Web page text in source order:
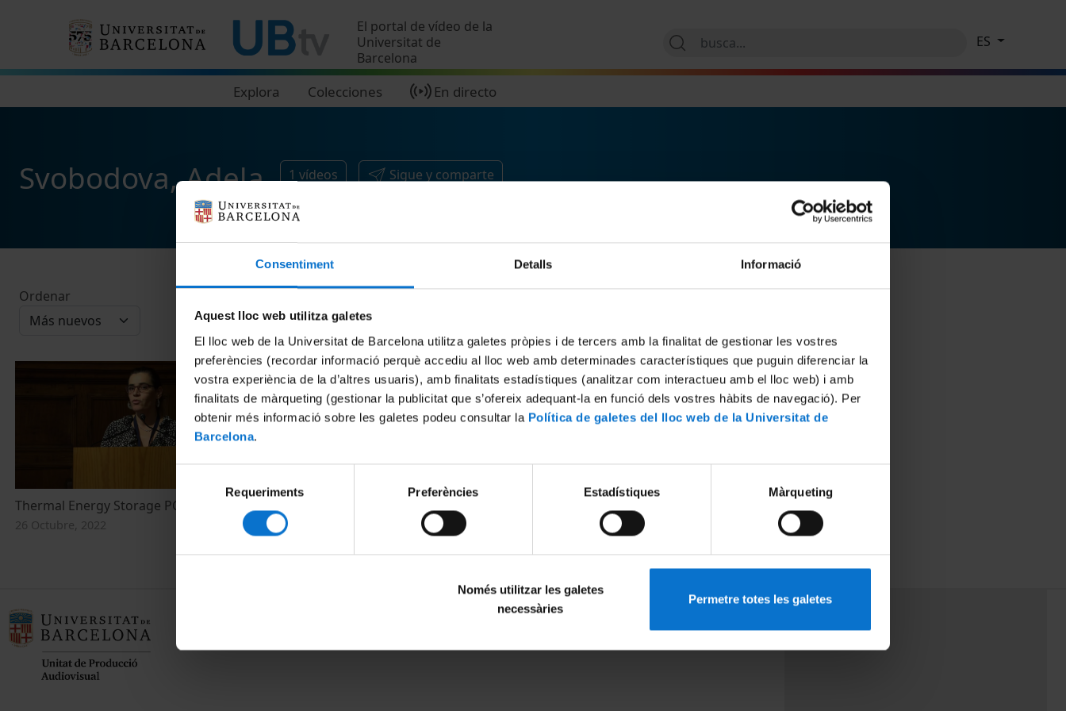
Consentiment Detalls Informació
Aquest lloc web utilitza galetes
El lloc web de la Universitat de Barcelona utilitza galetes pròpies i de tercers amb la finalitat de gestionar les vostres
preferències (recordar informació perquè accediu al lloc web amb determinades característiques que puguin diferenciar la
vostra experiència de la d’altres usuaris), amb finalitats estadístiques (analitzar com interactueu amb el lloc web) i amb
finalitats de màrqueting (gestionar la publicitat que s’ofereix adequant-la en funció dels vostres hàbits de navegació). Per
obtenir més informació sobre les galetes podeu consultar la Política de galetes del lloc web de la Universitat de
Barcelona.
de
consentiment
Requeriments Preferències Estadístiques Màrqueting
Només utilitzar les galetes
necessàries
Permetre totes les galetes
El portal de vídeo de la
Universitat de
Barcelona
Explora Colecciones En directo
ES
Svobodova, Adela 1 vídeos Sigue y comparte
Ordenar
Thermal Energy Storage PCM (III)
26 Octubre, 2022
MENÚ PEU 1
Aviso legal
PEU 3